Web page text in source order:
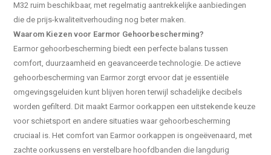
M32 ruim beschikbaar, met regelmatig aantrekkelijke aanbiedingen
die de prijs-kwaliteitverhouding nog beter maken.
Waarom Kiezen voor Earmor Gehoorbescherming?
Earmor gehoorbescherming biedt een perfecte balans tussen
comfort, duurzaamheid en geavanceerde technologie. De actieve
gehoorbescherming van Earmor zorgt ervoor dat je essentiële
omgevingsgeluiden kunt blijven horen terwijl schadelijke decibels
worden gefilterd. Dit maakt Earmor oorkappen een uitstekende keuze
voor schietsport en andere situaties waar gehoorbescherming
cruciaal is. Het comfort van Earmor oorkappen is ongeëvenaard, met
zachte oorkussens en verstelbare hoofdbanden die langdurig